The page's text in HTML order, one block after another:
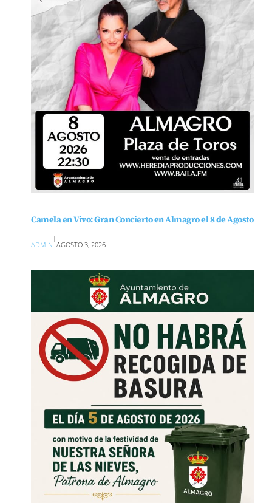
Camela en Vivo: Gran Concierto en Almagro el 8 de Agosto
ADMIN
|
AGOSTO 3, 2026